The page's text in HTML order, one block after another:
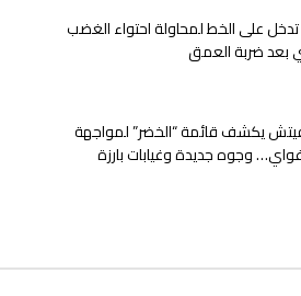
تدخل على الخط لمحاولة احتواء الغضب
بعد ضربة العمق
يكشف قائمة “الخضر” لمواجهة
وجوه جديدة وغيابات بارزة